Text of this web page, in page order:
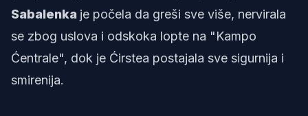
Sabalenka je počela da greši sve više, nervirala
se zbog uslova i odskoka lopte na "Kampo
Ćentrale", dok je Ćirstea postajala sve sigurnija i
smirenija.